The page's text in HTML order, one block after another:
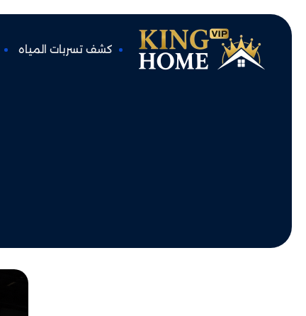
كشف تسربات المياه